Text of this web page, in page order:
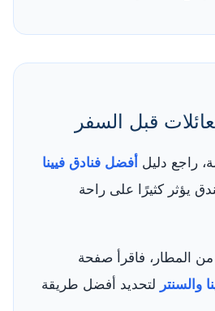
قبل السفر
راجع دليل أفضل فنادق فيينا
يؤثر كثيرًا على راحة
من المطار، فاقرأ صفحة
والسنتر لتحديد أفضل طريقة